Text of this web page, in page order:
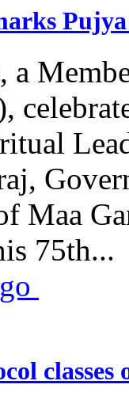
a
Maa
75th...